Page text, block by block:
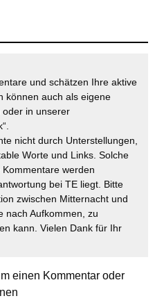
und schätzen Ihre aktive
können auch als eigene
oder in unserer
nicht durch Unterstellungen,
Worte und Links. Solche
werden
bei TE liegt. Bitte
zwischen Mitternacht und
nach Aufkommen, zu
kann. Vielen Dank für Ihr
einen Kommentar oder